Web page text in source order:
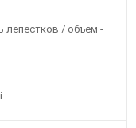
лепестков / объем -